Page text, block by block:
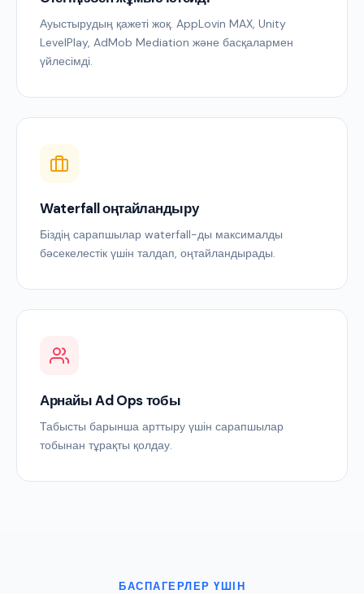
Ауыстырудың қажеті жоқ. AppLovin MAX, Unity
LevelPlay, AdMob Mediation және басқалармен
үйлесімді.
Waterfall оңтайландыру
Біздің сарапшылар waterfall-ды максималды
бәсекелестік үшін талдап, оңтайландырады.
Арнайы Ad Ops тобы
Табысты барынша арттыру үшін сарапшылар
тобынан тұрақты қолдау.
БАСПАГЕРЛЕР ҮШІН